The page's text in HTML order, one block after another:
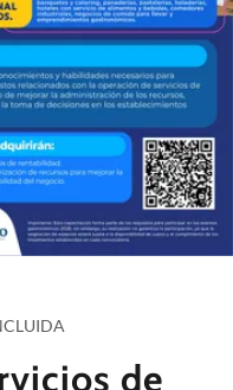
de